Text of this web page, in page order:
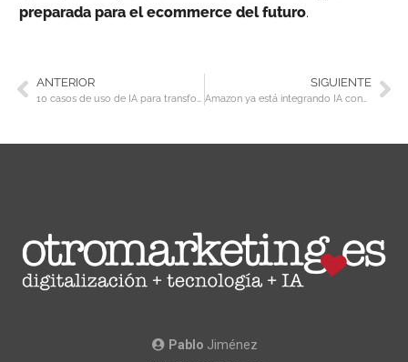
preparada para el ecommerce del futuro.
ANTERIOR
10 casos de uso de IA para transformar tiendas Online
SIGUIENTE
Amazon ya está integrando IA conversacional en las compras Online
Pablo Jiménez